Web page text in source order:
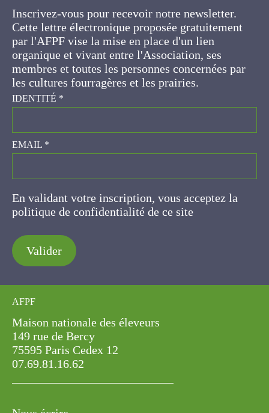
gratuitement par l'AFPF vise la mise en place
d'un lien organique et vivant entre l'Association,
ses membres et toutes les personnes
concernées par les cultures fourragères et les
prairies.
IDENTITÉ*
EMAIL*
En validant votre inscription, vous acceptez la
politique de confidentialité de ce site
Valider
Maison nationale des éleveurs
149 rue de Bercy
75595 Paris Cedex 12
07.69.81.16.62
Nous écrire